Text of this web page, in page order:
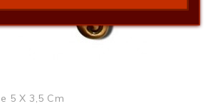
5 X 3,5 Cm